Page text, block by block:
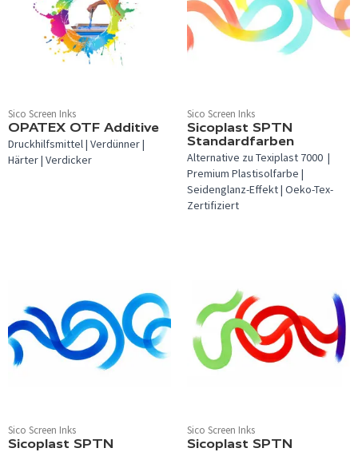
Sico Screen Inks
OPATEX OTF Additive
Druckhilfsmittel | Verdünner |
Härter | Verdicker
Sico Screen Inks
Sicoplast SPTN
Standardfarben
Alternative zu Texiplast 7000 |
Premium Plastisolfarbe |
Seidenglanz-Effekt | Oeko-Tex-
Zertifiziert
Sico Screen Inks
Sicoplast SPTN
Sico Screen Inks
Sicoplast SPTN